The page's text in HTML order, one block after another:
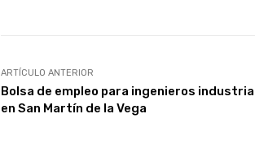
ARTÍCULO ANTERIOR
Bolsa de empleo para ingenieros
en San Martín de la Vega